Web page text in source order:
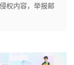
权内容，举报邮